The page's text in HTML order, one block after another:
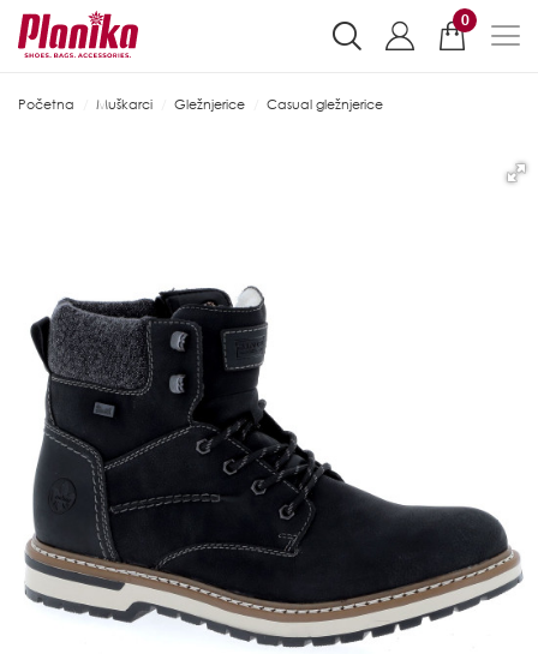
0
Početna Muškarci Gležnjerice Casual gležnjerice